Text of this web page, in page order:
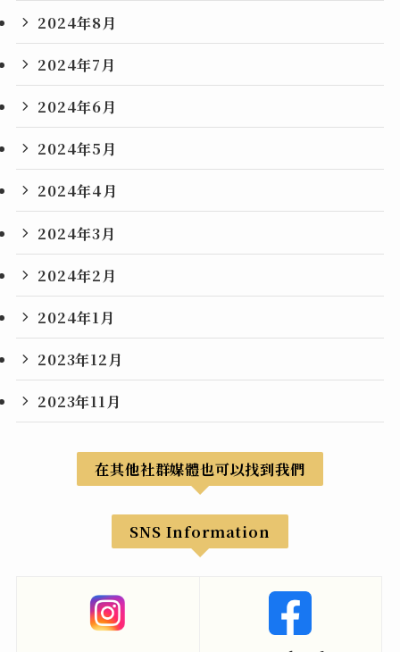
2024年8月
2024年7月
2024年6月
2024年5月
2024年4月
2024年3月
2024年2月
2024年1月
2023年12月
2023年11月
在其他社群媒體也可以找到我們
SNS Information